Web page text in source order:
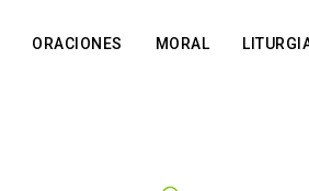
ORACIONES MORAL